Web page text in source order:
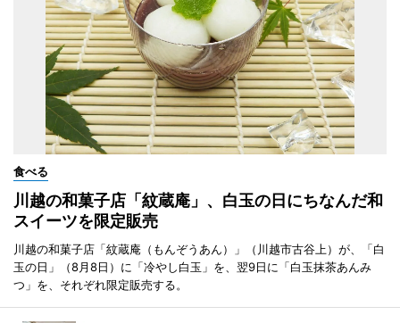
食べる
川越の和菓子店「紋蔵庵」、白玉の日にちなんだ和
スイーツを限定販売
川越の和菓子店「紋蔵庵（もんぞうあん）」（川越市古谷上）が、「白
玉の日」（8月8日）に「冷やし白玉」を、翌9日に「白玉抹茶あんみ
つ」を、それぞれ限定販売する。